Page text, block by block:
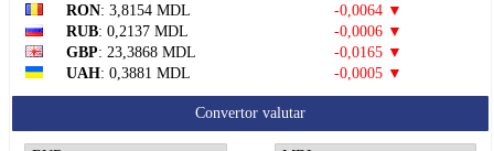
RON: 3,8154 MDL
-0,0064 ▼
RUB: 0,2137 MDL
-0,0006 ▼
GBP: 23,3868 MDL
-0,0165 ▼
UAH: 0,3881 MDL -0,0005 ▼
Convertor valutar